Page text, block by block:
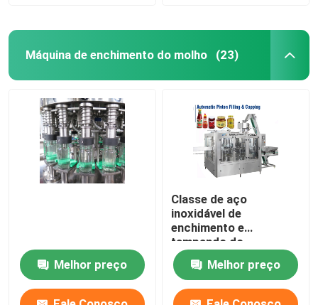
Máquina de enchimento do molho (23)
Melhor preço
Classe de aço
inoxidável de
enchimento e
tampando do
enchimento certificado
CE da garrafa do molho
de assado de 5000BPH
600ml da máquina do
Melhor preço